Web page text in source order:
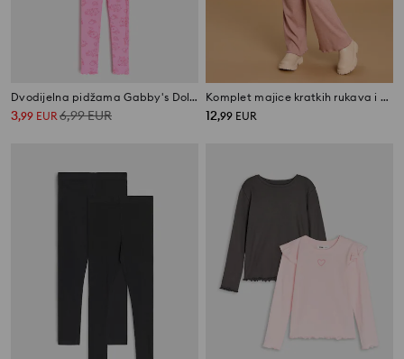
Dvodijelna pidžama Gabby's Dollhouse
3,99 EUR6,99EUR
Komplet majice kratkih rukava i hlača
12,99 EUR